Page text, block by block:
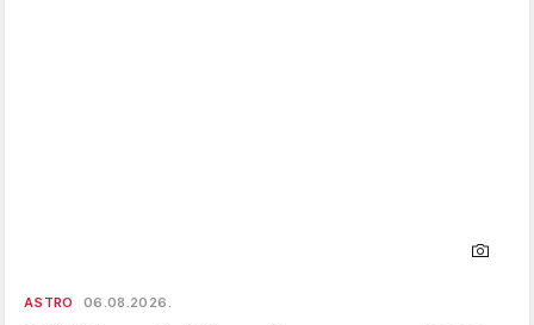
ASTRO 06.08.2026.